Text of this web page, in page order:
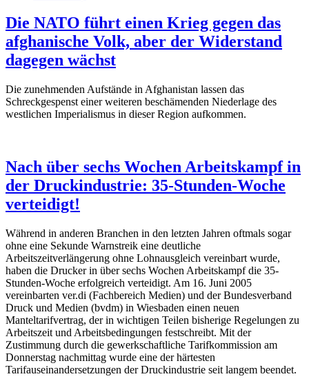
Die NATO führt einen Krieg gegen das
afghanische Volk, aber der Widerstand
dagegen wächst
Die zunehmenden Aufstände in Afghanistan lassen das
Schreckgespenst einer weiteren beschämenden Niederlage des
westlichen Imperialismus in dieser Region aufkommen.
Nach über sechs Wochen Arbeitskampf in
der Druckindustrie: 35-Stunden-Woche
verteidigt!
Während in anderen Branchen in den letzten Jahren oftmals sogar
ohne eine Sekunde Warnstreik eine deutliche
Arbeitszeitverlängerung ohne Lohnausgleich vereinbart wurde,
haben die Drucker in über sechs Wochen Arbeitskampf die 35-
Stunden-Woche erfolgreich verteidigt. Am 16. Juni 2005
vereinbarten ver.di (Fachbereich Medien) und der Bundesverband
Druck und Medien (bvdm) in Wiesbaden einen neuen
Manteltarifvertrag, der in wichtigen Teilen bisherige Regelungen zu
Arbeitszeit und Arbeitsbedingungen festschreibt. Mit der
Zustimmung durch die gewerkschaftliche Tarifkommission am
Donnerstag nachmittag wurde eine der härtesten
Tarifauseinandersetzungen der Druckindustrie seit langem beendet.